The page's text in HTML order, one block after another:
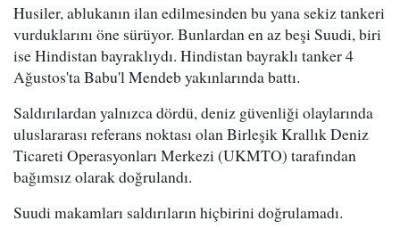
Husiler, ablukanın ilan edilmesinden bu yana sekiz tankeri
vurduklarını öne sürüyor. Bunlardan en az beşi Suudi, biri
ise Hindistan bayraklıydı. Hindistan bayraklı tanker 4
Ağustos'ta Babu'l Mendeb yakınlarında battı.
Saldırılardan yalnızca dördü, deniz güvenliği olaylarında
uluslararası referans noktası olan Birleşik Krallık Deniz
Ticareti Operasyonları Merkezi (UKMTO) tarafından
bağımsız olarak doğrulandı.
Suudi makamları saldırıların hiçbirini doğrulamadı.